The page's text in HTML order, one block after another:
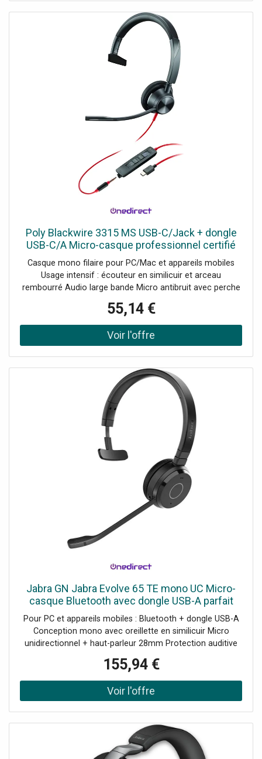
Poly Blackwire 3315 MS USB-C/Jack + dongle
USB-C/A Micro-casque professionnel certifié
Microsoft Teams avec triple connexion Jack,
USB-A et USB-C.
Casque mono filaire pour PC/Mac et appareils mobiles
Usage intensif : écouteur en similicuir et arceau
rembourré Audio large bande Micro antibruit avec perche
commandes : prise d’appels, mute, réglage du volume
Certifié Microsoft Teams [NOUVEAU] Dongle inclus : triple
connexion Jack + USB-A + USB-C !
55,14 €
Jabra GN Jabra Evolve 65 TE mono UC Micro-
casque Bluetooth avec dongle USB-A parfait
pour les appels quotidiens et l'écoute de
musique.
Pour PC et appareils mobiles : Bluetooth + dongle USB-A
Conception mono avec oreillette en similicuir Micro
unidirectionnel + haut-parleur 28mm Protection auditive
intégrée Autonomie en appel : jusqu'à 16h UC : Compatible
avec toutes les plateformes
155,94 €